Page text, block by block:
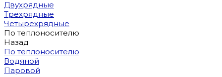
Двухрядные
Трехрядные
Четырехрядные
По теплоносителю
Назад
По теплоносителю
Водяной
Паровой